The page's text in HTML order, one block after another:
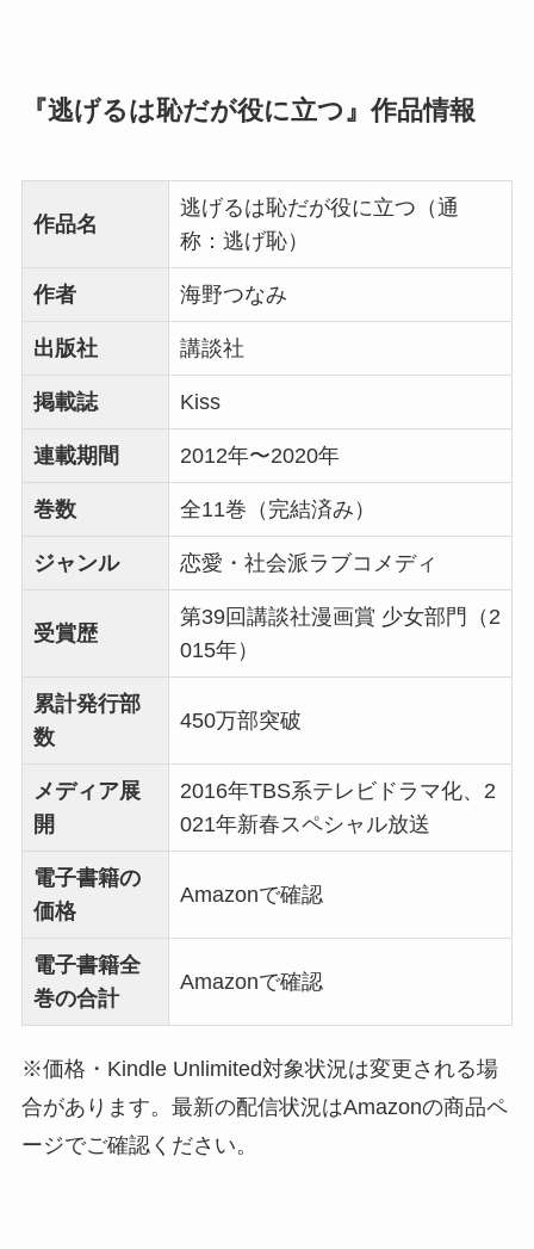
『逃げるは恥だが役に立つ』作品情報
作品名
逃げるは恥だが役に立つ（通
称：逃げ恥）
作者 海野つなみ
出版社 講談社
掲載誌 Kiss
連載期間 2012年〜2020年
巻数 全11巻（完結済み）
ジャンル 恋愛・社会派ラブコメディ
受賞歴
第39回講談社漫画賞 少女部門（2
015年）
累計発行部
数
450万部突破
メディア展
開
2016年TBS系テレビドラマ化、2
021年新春スペシャル放送
電子書籍の
価格
Amazonで確認
電子書籍全
巻の合計
Amazonで確認
※価格・Kindle Unlimited対象状況は変更される場
合があります。最新の配信状況はAmazonの商品ペ
ージでご確認ください。